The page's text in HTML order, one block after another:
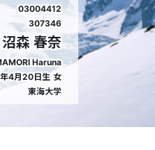
03004412
307346
沼森 春奈
Haruna
4月20日生 女
東海大学